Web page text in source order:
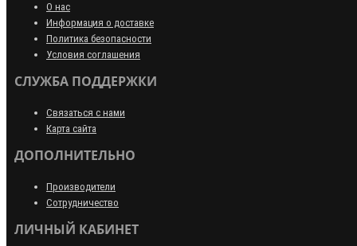
О нас
Информация о доставке
Политика безопасности
Условия соглашения
СЛУЖБА ПОДДЕРЖКИ
Связаться с нами
Карта сайта
ДОПОЛНИТЕЛЬНО
Производители
Сотрудничество
ЛИЧНЫЙ КАБИНЕТ